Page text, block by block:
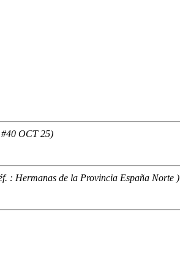
OCT 25)
: Hermanas de la Provincia España Norte )